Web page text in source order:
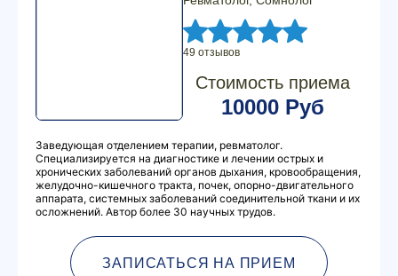
49 отзывов
Стоимость приема
10000 Руб
Заведующая отделением терапии, ревматолог.
Специализируется на диагностике и лечении острых и
хронических заболеваний органов дыхания, кровообращения,
желудочно-кишечного тракта, почек, опорно-двигательного
аппарата, системных заболеваний соединительной ткани и их
осложнений. Автор более 30 научных трудов.
ЗАПИСАТЬСЯ НА ПРИЕМ